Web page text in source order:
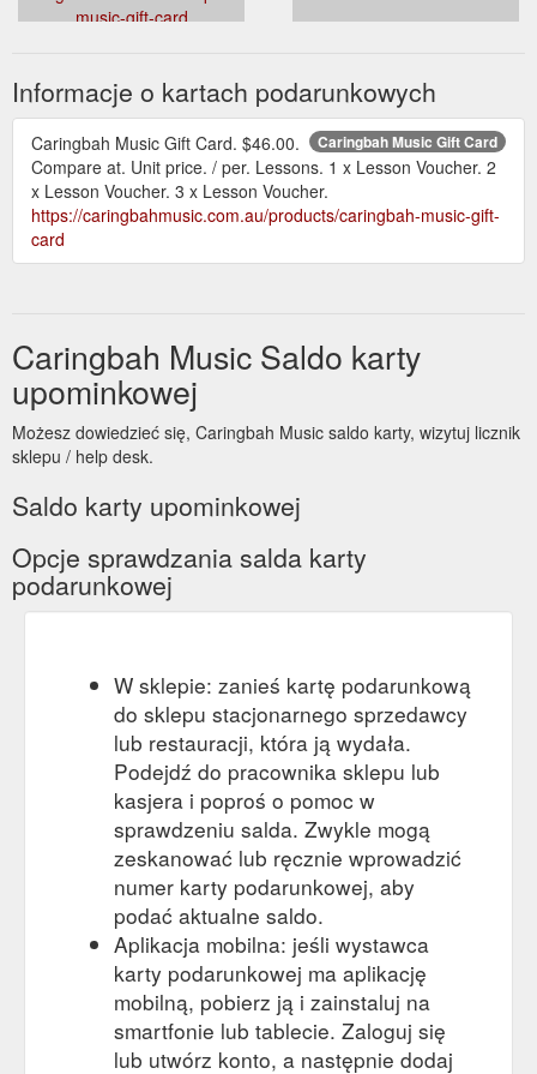
music-gift-card
Informacje o kartach podarunkowych
Caringbah Music Gift Card
Caringbah Music Gift Card. $46.00.
Compare at. Unit price. / per. Lessons. 1 x Lesson Voucher. 2
x Lesson Voucher. 3 x Lesson Voucher.
https://caringbahmusic.com.au/products/caringbah-music-gift-
card
Caringbah Music Saldo karty
upominkowej
Możesz dowiedzieć się, Caringbah Music saldo karty, wizytuj licznik
sklepu / help desk.
Saldo karty upominkowej
Opcje sprawdzania salda karty
podarunkowej
W sklepie: zanieś kartę podarunkową
do sklepu stacjonarnego sprzedawcy
lub restauracji, która ją wydała.
Podejdź do pracownika sklepu lub
kasjera i poproś o pomoc w
sprawdzeniu salda. Zwykle mogą
zeskanować lub ręcznie wprowadzić
numer karty podarunkowej, aby
podać aktualne saldo.
Aplikacja mobilna: jeśli wystawca
karty podarunkowej ma aplikację
mobilną, pobierz ją i zainstaluj na
smartfonie lub tablecie. Zaloguj się
lub utwórz konto, a następnie dodaj